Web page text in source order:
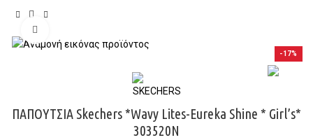
-17%
ΠΑΠΟΥΤΣΙΑ Skechers *Wavy Lites-Eureka Shine * Girl’s*
303520N